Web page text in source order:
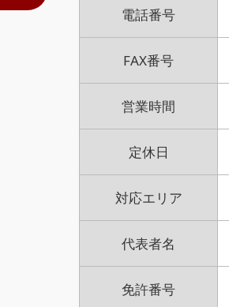
電話番号
FAX番号
営業時間
定休日
対応エリア
代表者名
免許番号